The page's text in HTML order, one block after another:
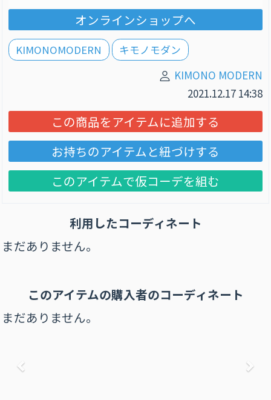
オンラインショップへ
KIMONOMODERN キモノモダン
KIMONO MODERN
2021.12.17 14:38
この商品をアイテムに追加する
お持ちのアイテムと紐づけする
このアイテムで仮コーデを組む
利用したコーディネート
まだありません。
このアイテムの購⼊者のコーディネート
まだありません。